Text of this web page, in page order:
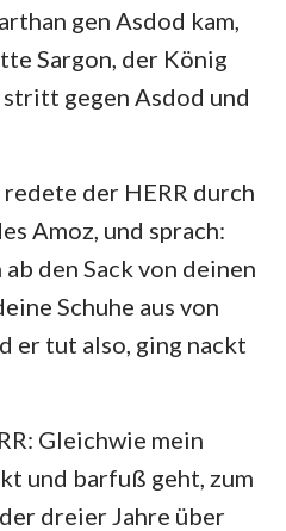
Hiob
Sprüche
Hohelied
Hesekiel
Hosea
Nahum
Zephanja
gen Asdod kam,
Sargon, der König
gegen Asdod und
der HERR durch
Amoz, und sprach:
den Sack von deinen
Schuhe aus von
er tut also, ging nackt
Gleichwie mein
und barfuß geht, zum
dreier Jahre über